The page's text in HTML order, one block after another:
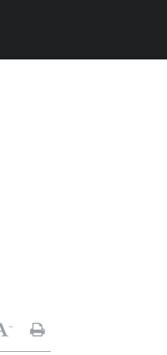
-